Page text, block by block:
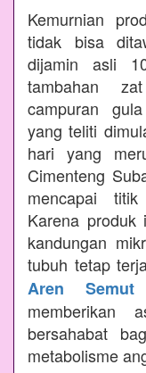
Kemurnian
tidak bisa
dijamin asli
tambahan
campuran
yang teliti
hari yang
Cimenteng
mencapai
Karena
kandungan
tubuh tetap
Aren
memberikan
bersahabat
metabolisme